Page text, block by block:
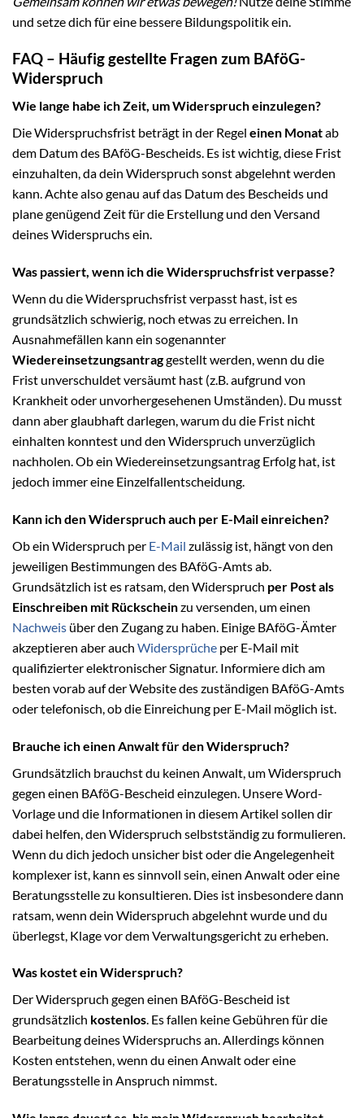
und setze dich für eine bessere Bildungspolitik ein.
FAQ – Häufig gestellte Fragen zum BAföG-
Widerspruch
Wie lange habe ich Zeit, um Widerspruch einzulegen?
Die Widerspruchsfrist beträgt in der Regel einen Monatab
dem Datum des BAföG-Bescheids. Es ist wichtig, diese Frist
einzuhalten, da dein Widerspruch sonst abgelehnt werden
kann. Achte also genau auf das Datum des Bescheids und
plane genügend Zeit für die Erstellung und den Versand
deines Widerspruchs ein.
Was passiert, wenn ich die Widerspruchsfrist verpasse?
Wenn du die Widerspruchsfrist verpasst hast, ist es
grundsätzlich schwierig, noch etwas zu erreichen. In
Ausnahmefällen kann ein sogenannter
Wiedereinsetzungsantraggestellt werden, wenn du die
Frist unverschuldet versäumt hast (z.B. aufgrund von
Krankheit oder unvorhergesehenen Umständen). Du musst
dann aber glaubhaft darlegen, warum du die Frist nicht
einhalten konntest und den Widerspruch unverzüglich
nachholen. Ob ein Wiedereinsetzungsantrag Erfolg hat, ist
jedoch immer eine Einzelfallentscheidung.
Kann ich den Widerspruch auch per E-Mail einreichen?
Ob ein Widerspruch per E-Mail zulässig ist, hängt von den
jeweiligen Bestimmungen des BAföG-Amts ab.
Grundsätzlich ist es ratsam, den Widerspruch per Post als
Einschreiben mit Rückscheinzu versenden, um einen
Nachweis über den Zugang zu haben. Einige BAföG-Ämter
akzeptieren aber auch Widersprüche per E-Mail mit
qualifizierter elektronischer Signatur. Informiere dich am
besten vorab auf der Website des zuständigen BAföG-Amts
oder telefonisch, ob die Einreichung per E-Mail möglich ist.
Brauche ich einen Anwalt für den Widerspruch?
Grundsätzlich brauchst du keinen Anwalt, um Widerspruch
gegen einen BAföG-Bescheid einzulegen. Unsere Word-
Vorlage und die Informationen in diesem Artikel sollen dir
dabei helfen, den Widerspruch selbstständig zu formulieren.
Wenn du dich jedoch unsicher bist oder die Angelegenheit
komplexer ist, kann es sinnvoll sein, einen Anwalt oder eine
Beratungsstelle zu konsultieren. Dies ist insbesondere dann
ratsam, wenn dein Widerspruch abgelehnt wurde und du
überlegst, Klage vor dem Verwaltungsgericht zu erheben.
Was kostet ein Widerspruch?
Der Widerspruch gegen einen BAföG-Bescheid ist
grundsätzlich kostenlos. Es fallen keine Gebühren für die
Bearbeitung deines Widerspruchs an. Allerdings können
Kosten entstehen, wenn du einen Anwalt oder eine
Beratungsstelle in Anspruch nimmst.